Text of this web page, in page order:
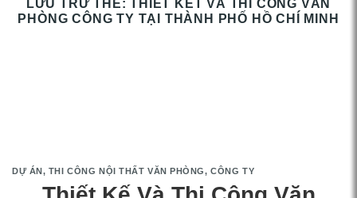
LƯU TRỮ THẺ:THIẾT KẾT VÀ THI CÔNG VĂN
PHÒNG CÔNG TY TẠI THÀNH PHỐ HỒ CHÍ MINH
DỰ ÁN, THI CÔNG NỘI THẤT VĂN PHÒNG, CÔNG TY